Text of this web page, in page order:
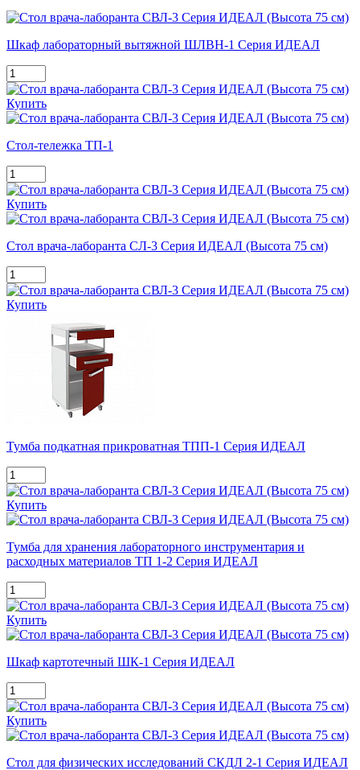
Шкаф лабораторный вытяжной ШЛВН-1 Серия ИДЕАЛ
Купить
Стол-тележка ТП-1
Купить
Стол врача-лаборанта СЛ-3 Серия ИДЕАЛ (Высота 75 см)
Купить
Тумба подкатная прикроватная ТПП-1 Серия ИДЕАЛ
Купить
Тумба для хранения лабораторного инструментария и
расходных материалов ТП 1-2 Серия ИДЕАЛ
Купить
Шкаф картотечный ШК-1 Серия ИДЕАЛ
Купить
Стол для физических исследований СКДЛ 2-1 Серия ИДЕАЛ